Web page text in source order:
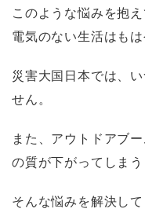
このような悩みを抱
電気のない生活はもは
災害大国日本では、
せん。
また、アウトドアブ
の質が下がってしまう
そんな悩みを解決し